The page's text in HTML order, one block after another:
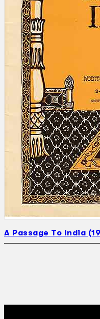
Cari
Gelintar
×
A Passage To India